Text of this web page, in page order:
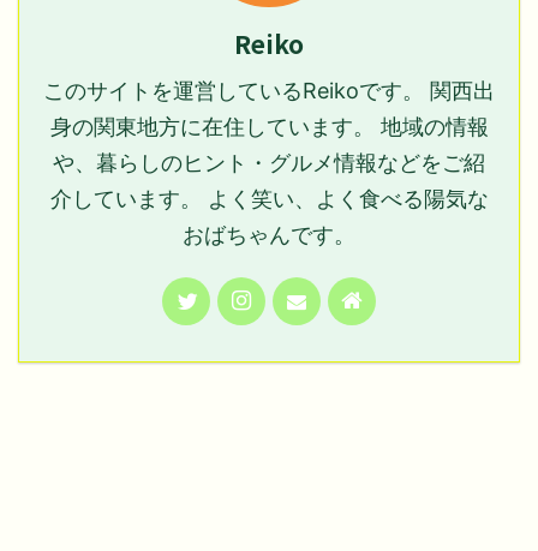
Reiko
このサイトを運営しているReikoです。 関西出
身の関東地方に在住しています。 地域の情報
や、暮らしのヒント・グルメ情報などをご紹
介しています。 よく笑い、よく食べる陽気な
おばちゃんです。